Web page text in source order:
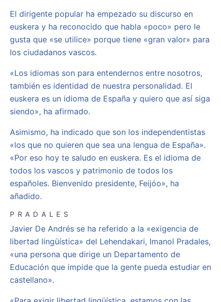
El dirigente popular ha empezado su discurso en
euskera y ha reconocido que habla «poco» pero le
gusta que «se utilice» porque tiene «gran valor» para
los ciudadanos vascos.
«Los idiomas son para entendernos entre nosotros,
también es identidad de nuestra personalidad. El
euskera es un idioma de España y quiero que así siga
siendo», ha afirmado.
Asimismo, ha indicado que son los independentistas
«los que no quieren que sea una lengua de España».
«Por eso hoy te saludo en euskera. Es el idioma de
todos los vascos y patrimonio de todos los
españoles. Bienvenido presidente, Feijóo», ha
añadido.
PRADALES
Javier De Andrés se ha referido a la «exigencia de
libertad lingüística» del Lehendakari, Imanol Pradales,
«una persona que dirige un Departamento de
Educación que impide que la gente pueda estudiar en
castellano».